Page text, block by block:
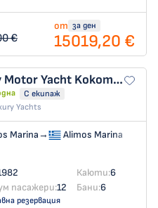
€
от за ден
15019,20 €
Motor Yacht Kokomo Nights
С екипаж
Yachts
Marina→ Alimos Marina
Каюти:6
пасажери:12 Бани:6
резервация